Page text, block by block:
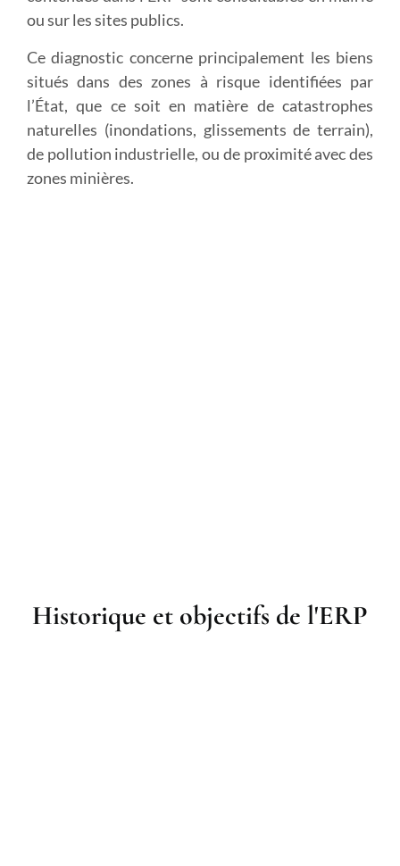
ou sur les sites publics.
Ce diagnostic concerne principalement les biens
situés dans des zones à risque identifiées par
l’État, que ce soit en matière de catastrophes
naturelles (inondations, glissements de terrain),
de pollution industrielle, ou de proximité avec des
zones minières.
Historique et objectifs de l'ERP